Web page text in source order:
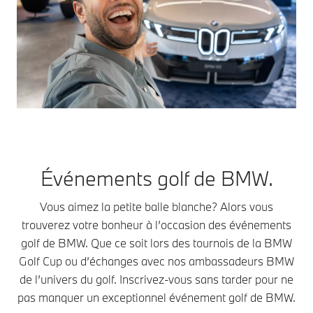
Événements golf de BMW.
Vous aimez la petite balle blanche? Alors vous
trouverez votre bonheur à l’occasion des événements
golf de BMW. Que ce soit lors des tournois de la BMW
Golf Cup ou d’échanges avec nos ambassadeurs BMW
de l’univers du golf. Inscrivez-vous sans tarder pour ne
pas manquer un exceptionnel événement golf de BMW.